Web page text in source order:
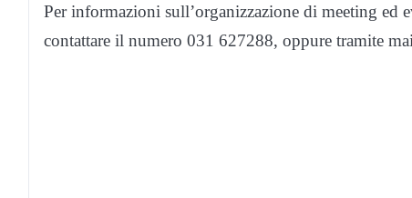
Per informazioni sull’organizzazione di meeting ed
contattare il numero 031 627288, oppure tramite